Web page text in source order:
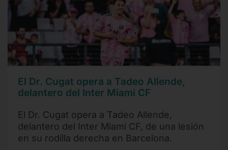
El Dr. Cugat opera a Tadeo Allende,
delantero del Inter Miami CF
El Dr. Cugat opera a Tadeo Allende,
delantero del Inter Miami CF, de una lesión
en su rodilla derecha en Barcelona.